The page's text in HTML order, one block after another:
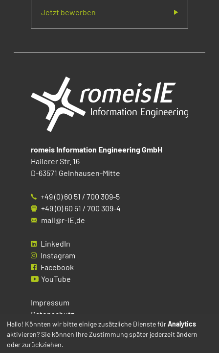
Jetzt bewerben
romeis Information Engineering GmbH
Hailerer Str. 16
D-63571 Gelnhausen-Mitte
+49 (0) 60 51 / 700 309-5
+49 (0) 60 51 / 700 309-4
mail@r-IE.de
LinkedIn
Instagram
Facebook
YouTube
Impressum
Datenschutz
Cookies
Hallo! Könnten wir bitte einige zusätzliche Dienste fürAnalytics
aktivieren? Sie können Ihre Zustimmung später jederzeit ändern
oder zurückziehen.